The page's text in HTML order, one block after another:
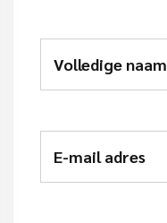
Volledige naam
E-mail adres